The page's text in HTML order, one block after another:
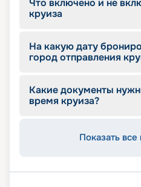
Что включено и не
круиза
На какую дату
город отправления
Какие документы
время круиза?
Показать